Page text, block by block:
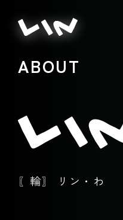
ABOUT
〖輪〗 リン・わ